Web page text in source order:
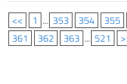
<< 1 ... 353 354 355
361
362 363 ... 521